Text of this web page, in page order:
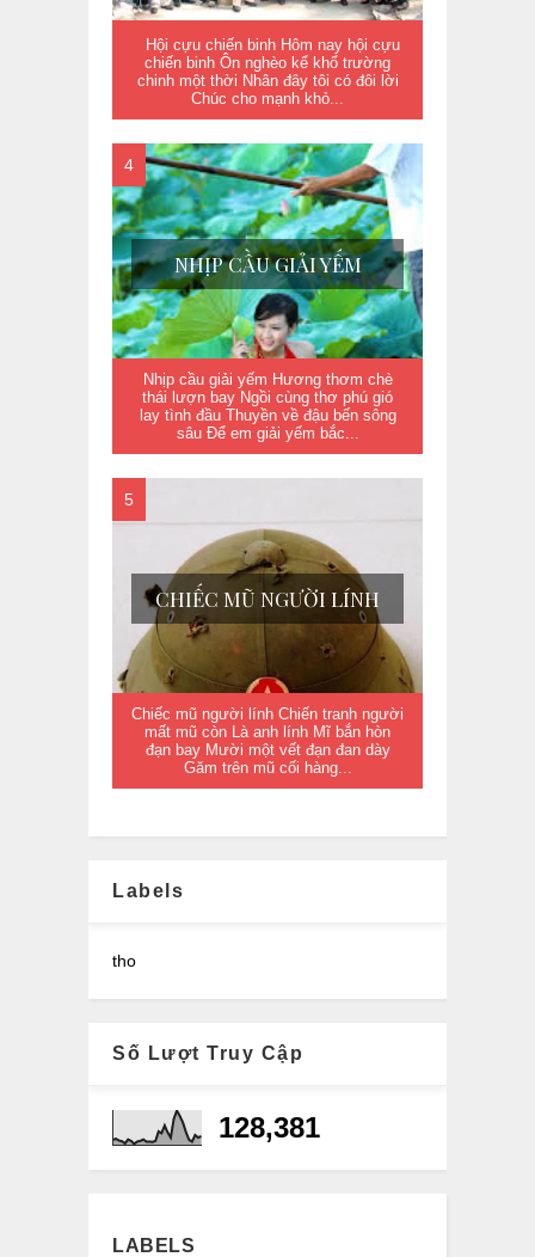
Hội cựu chiến binh Hôm nay hội cựu
chiến binh Ôn nghèo kể khổ trường
chinh một thời Nhân đây tôi có đôi lời
Chúc cho mạnh khỏ...
NHỊP CẦU GIẢI YẾM
Nhịp cầu giải yếm Hương thơm chè
thái lượn bay Ngồi cùng thơ phú gió
lay tình đầu Thuyền về đậu bến sông
sâu Để em giải yếm bắc...
CHIẾC MŨ NGƯỜI LÍNH
Chiếc mũ người lính Chiến tranh người
mất mũ còn Là anh lính Mĩ bắn hòn
đạn bay Mười một vết đạn đan dày
Găm trên mũ cối hàng...
Labels
tho
Số Lượt Truy Cập
128,381
LABELS